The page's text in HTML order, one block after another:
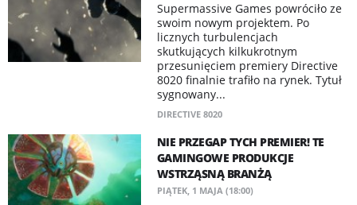
Supermassive Games powróciło ze
swoim nowym projektem. Po
licznych turbulencjach
skutkujących kilkukrotnym
przesunięciem premiery Directive
8020 finalnie trafiło na rynek. Tytuł
sygnowany...
DIRECTIVE 8020
NIE PRZEGAP TYCH PREMIER! TE
GAMINGOWE PRODUKCJE
WSTRZĄSNĄ BRANŻĄ
PIĄTEK, 1 MAJA (18:00)